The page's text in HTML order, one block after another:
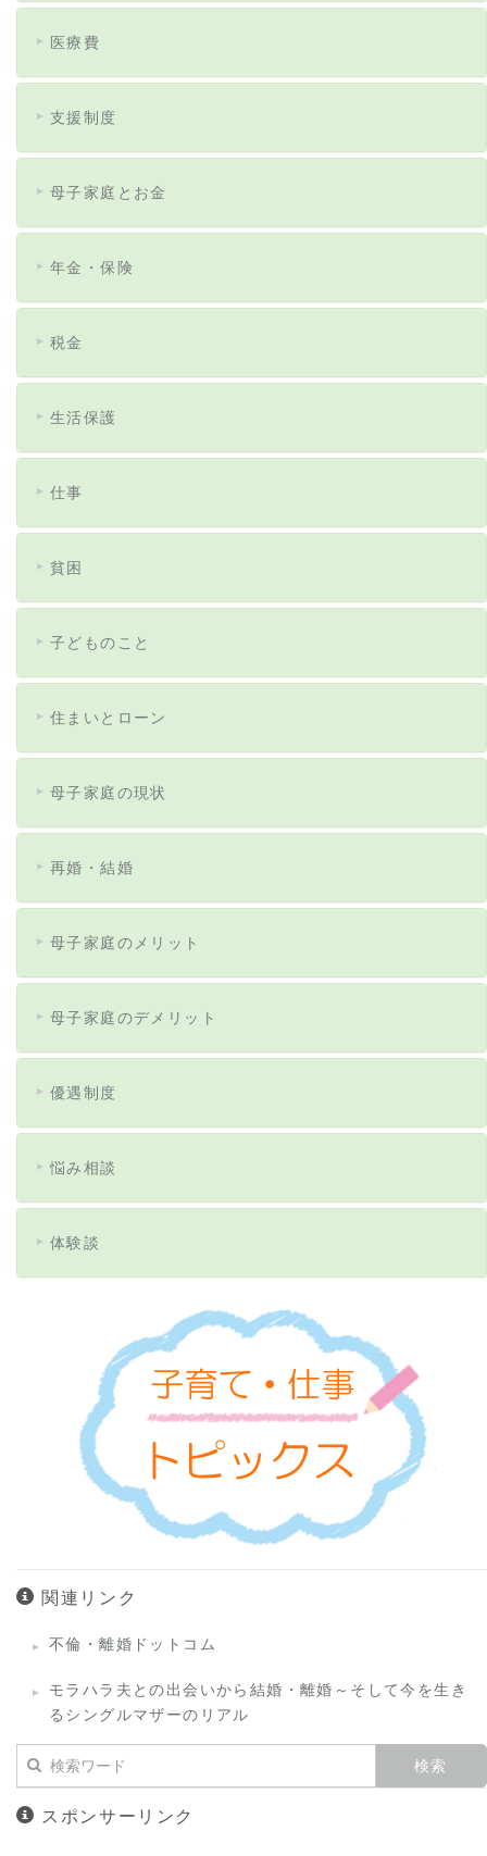
医療費
支援制度
母子家庭とお金
年金・保険
税金
生活保護
仕事
貧困
子どものこと
住まいとローン
母子家庭の現状
再婚・結婚
母子家庭のメリット
母子家庭のデメリット
優遇制度
悩み相談
体験談
関連リンク
不倫・離婚ドットコム
モラハラ夫との出会いから結婚・離婚～そして今を生き
るシングルマザーのリアル
スポンサーリンク